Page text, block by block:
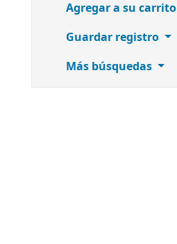
Agregar a su carrito
Guardar registro
Más búsquedas